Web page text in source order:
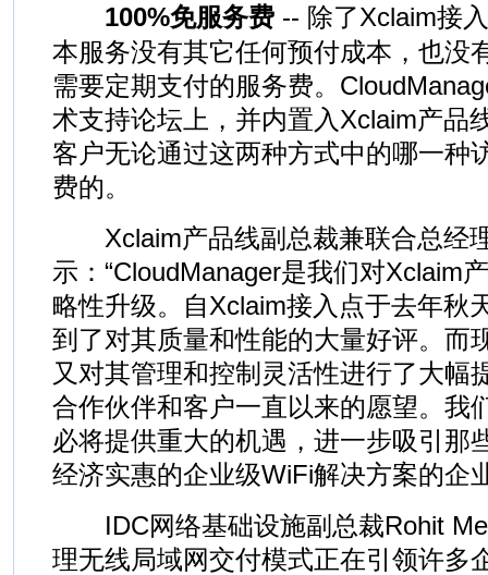
100%免服务费 -- 除了Xclaim接
本服务没有其它任何预付成本，也没
需要定期支付的服务费。
术支持论坛上，并内置入Xclaim产品
客户无论通过这两种方式中的哪一种
费的。
Xclaim产品线副总裁兼联合总经
示：“CloudManager是我们对Xclaim
略性升级。自Xclaim接入点于去年秋
到了对其质量和性能的大量好评。而
又对其管理和控制灵活性进行了大幅
合作伙伴和客户一直以来的愿望。我
必将提供重大的机遇，进一步吸引那
经济实惠的企业级WiFi解决方案的企
IDC网络基础设施副总裁Rohit
理无线局域网交付模式正在引领许多